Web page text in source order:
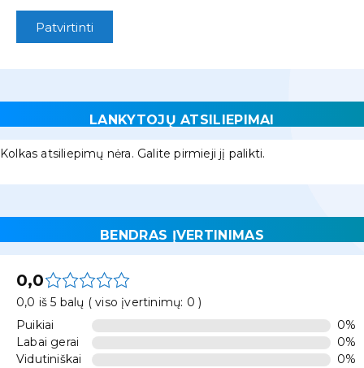
Patvirtinti
LANKYTOJŲ ATSILIEPIMAI
Kolkas atsiliepimų nėra. Galite pirmieji jį palikti.
BENDRAS ĮVERTINIMAS
0,0
0,0 iš 5 balų ( viso įvertinimų: 0 )
Puikiai
0%
Labai gerai
0%
Vidutiniškai
0%